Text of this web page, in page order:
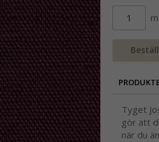
m
Tyget
gör att
när du